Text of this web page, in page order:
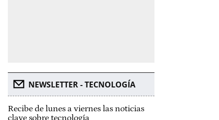
NEWSLETTER - TECNOLOGÍA
Recibe de lunes a viernes las noticias
clave sobre tecnología